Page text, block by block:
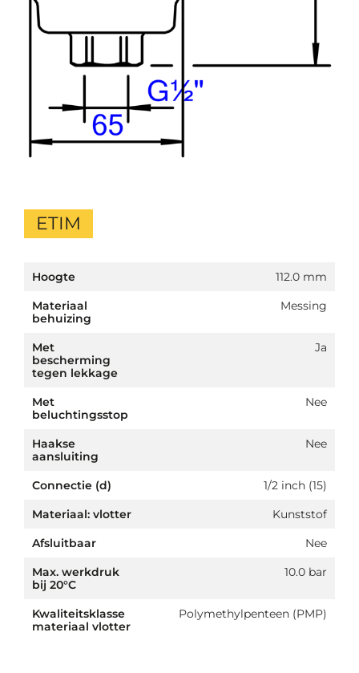
ETIM
Hoogte
112.0 mm
Materiaal
behuizing
Messing
Met
bescherming
tegen lekkage
Ja
Met
beluchtingsstop
Nee
Haakse
aansluiting
Nee
Connectie (d)
1/2 inch (15)
Materiaal: vlotter
Kunststof
Afsluitbaar
Nee
Max. werkdruk
bij 20°C
10.0 bar
Kwaliteitsklasse
materiaal vlotter
Polymethylpenteen (PMP)